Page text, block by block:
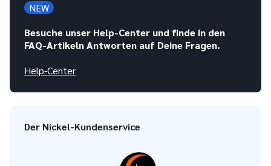
NEW
Besuche unser Help-Center und finde in den
FAQ-Artikeln Antworten auf Deine Fragen.
Help-Center
Der Nickel-Kundenservice